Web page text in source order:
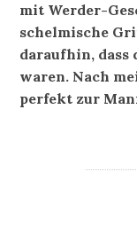
mit Werder-
schelmische
daraufhin, dass
waren. Nach
perfekt zur